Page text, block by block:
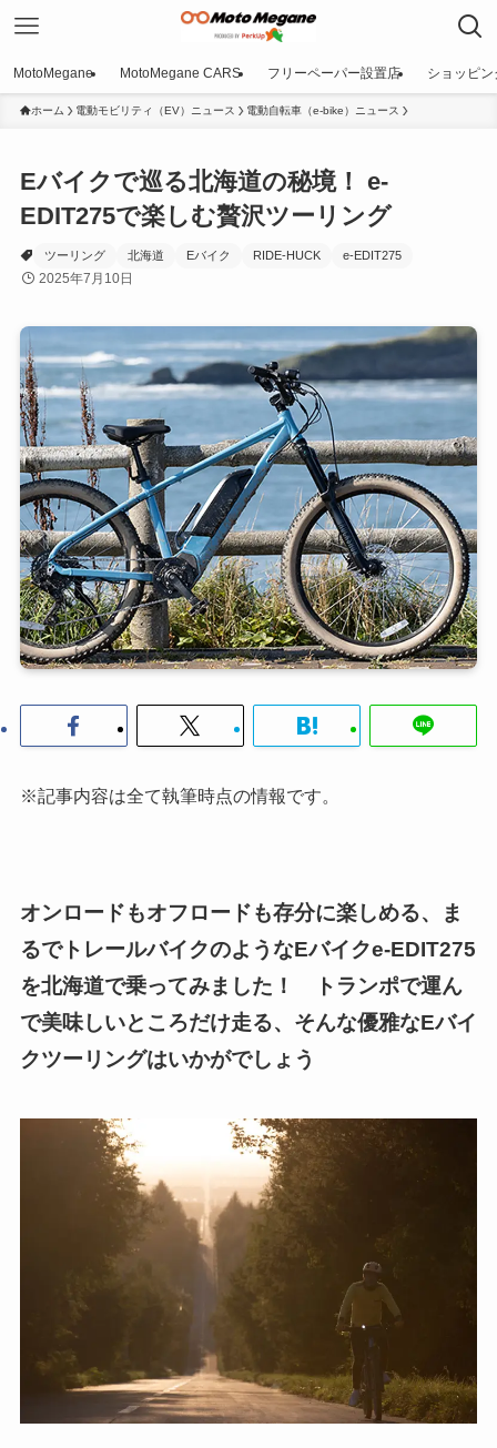
MotoMegane MotoMegane CARS フリーペーパー設置店 ショッピン
ホーム 電動モビリティ（EV）ニュース 電動自転車（e-bike）ニュース
Eバイクで巡る北海道の秘境！ e-
EDIT275で楽しむ贅沢ツーリング
ツーリング 北海道 Eバイク RIDE-HUCK e-EDIT275
2025年7月10日
※記事内容は全て執筆時点の情報です。
オンロードもオフロードも存分に楽しめる、ま
るでトレールバイクのようなEバイクe-EDIT275
を北海道で乗ってみました！ トランポで運ん
で美味しいところだけ走る、そんな優雅なEバイ
クツーリングはいかがでしょう